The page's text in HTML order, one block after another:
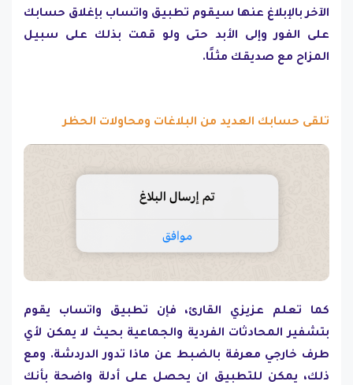
الآخر بالإبلاغ عنها سيقوم تطبيق واتساب بإغلاق حسابك
على الفور وإلى الأبد حتى ولو قمت بذلك على سبيل
المزاح مع صديقك مثلًا.
تلقى حسابك العديد من البلاغات ومحاولات الحظر
كما تعلم عزيزي القارئ، فإن تطبيق واتساب يقوم
بتشفير المحادثات الفردية والجماعية بحيث لا يمكن لأي
طرف خارجي معرفة بالضبط عن ماذا تدور الدردشة. ومع
ذلك، يمكن للتطبيق ان يحصل على أدلة واضحة بأنك